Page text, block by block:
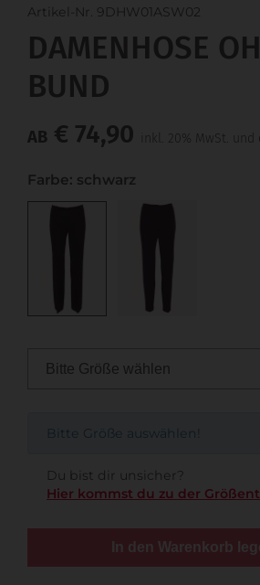
Artikel-Nr. 9DHW01ASW02
DAMENHOSE
BUND
AB € 74,90 inkl. 20% MwSt. und
Farbe: schwarz
Bitte Größe auswählen!
Du bist dir unsicher?
Hier kommst du zu der
In den Warenkorb